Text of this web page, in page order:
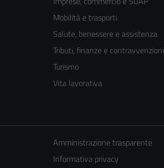
Mobilità e trasporti
Salute, benessere e assistenza
Tributi, finanze e contravvenzioni
Turismo
Vita lavorativa
Amministrazione trasparente
Informativa privacy